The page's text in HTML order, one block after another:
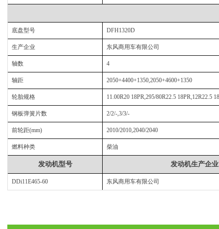
底盘型号 DFH1320D
生产企业 东风商用车有限公司
轴数 4
轴距 2050+4400+1350,2050+4600+1350
轮胎规格 11.00R20 18PR,295/80R22.5 18PR,12R22.5
钢板弹簧片数 2/2/-,3/3/-
前轮距(mm) 2010/2010,2040/2040
燃料种类 柴油
发动机型号 发动机生产企业
DDi11E465-60 东风商用车有限公司